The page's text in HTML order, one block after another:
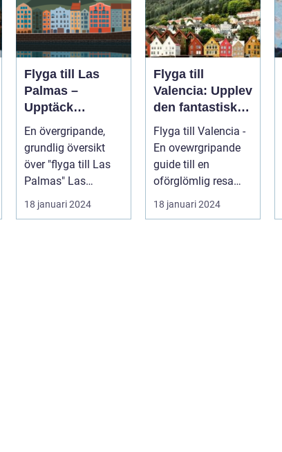
Flyga till Las
Palmas –
Upptäck
Kanarieöarnas
pärla
En övergripande,
grundlig översikt
över "flyga till Las
Palmas" Las
Palmas, beläget på
ön Gran Cana...
18 januari 2024
Flyga till
Valencia: Upplev
den fantastiska
staden
Flyga till Valencia -
En ovewrgripande
guide till en
oförglömlig resa
Introduktion:
Valencia, beläg...
18 januari 2024